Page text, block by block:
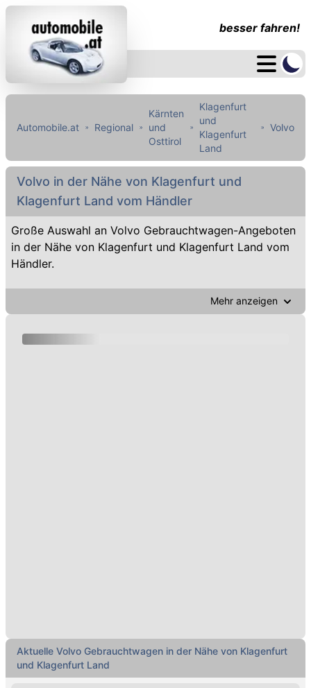
besser fahren!
Automobile.at Regional
Kärnten
und
Osttirol
Klagenfurt
und
Klagenfurt
Land
Volvo
Volvo in der Nähe von Klagenfurt und
Klagenfurt Land vom Händler
Große Auswahl an Volvo Gebrauchtwagen-Angeboten
in der Nähe von Klagenfurt und Klagenfurt Land vom
Händler.
Mehr anzeigen
Aktuelle Volvo Gebrauchtwagen in der Nähe von Klagenfurt
und Klagenfurt Land